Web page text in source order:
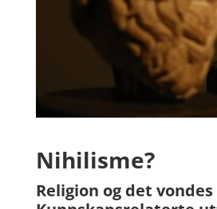
Nihilisme?
Religion og det